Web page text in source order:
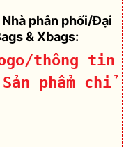
phân phối/Đại
& Xbags:
thông tin
phẩm chỉ